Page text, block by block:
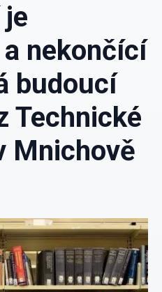
nekončící
budoucí
Technické
Mnichově